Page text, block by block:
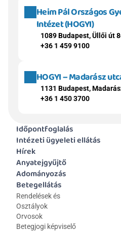
Heim Pál Országos
Intézet (HOGYI)
1089 Budapest, Üllői út
+36 1 459 9100
HOGYI – Madarász
1131 Budapest,
+36 1 450 3700
Időpontfoglalás
Intézeti ügyeleti ellátás
Hírek
Anyatejgyűjtő
Adományozás
Betegellátás
Rendelések és
Osztályok
Orvosok
Betegjogi képviselő